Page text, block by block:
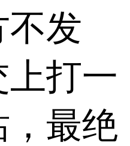
不发
打一
最绝